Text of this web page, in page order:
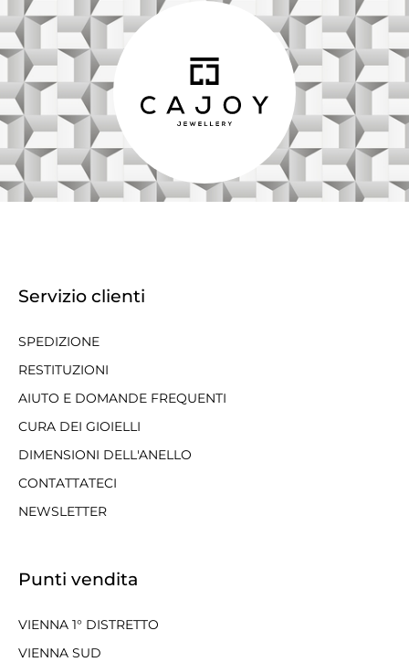
Servizio clienti
SPEDIZIONE
RESTITUZIONI
AIUTO E DOMANDE FREQUENTI
CURA DEI GIOIELLI
DIMENSIONI DELL'ANELLO
CONTATTATECI
NEWSLETTER
Punti vendita
VIENNA 1° DISTRETTO
VIENNA SUD